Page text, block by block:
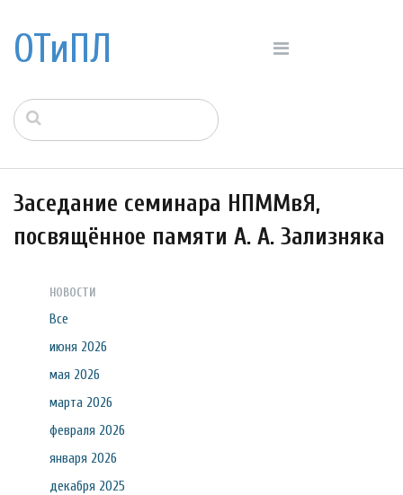
ОТиПЛ
Заседание семинара НПММвЯ,
посвящённое памяти А. А. Зализняка
НОВОСТИ
Все
июня 2026
мая 2026
марта 2026
февраля 2026
января 2026
декабря 2025